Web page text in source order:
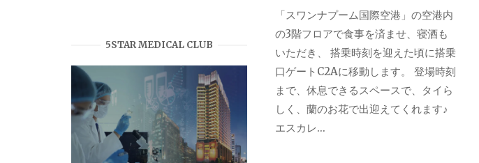
「スワンナプーム国際空港」の空港内
の3階フロアで食事を済ませ、寝酒も
いただき、 搭乗時刻を迎えた頃に搭乗
口ゲートC2Aに移動します。 登場時刻
まで、休息できるスペースで、タイら
しく、蘭のお花で出迎えてくれます♪
エスカレ...
5STAR MEDICAL CLUB